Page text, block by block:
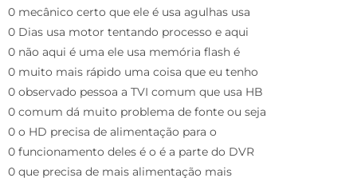
0 mecânico certo que ele é usa agulhas usa
0 Dias usa motor tentando processo e aqui
0 não aqui é uma ele usa memória flash é
0 muito mais rápido uma coisa que eu tenho
0 observado pessoa a TVI comum que usa HB
0 comum dá muito problema de fonte ou seja
0 o HD precisa de alimentação para o
0 funcionamento deles é o é a parte do DVR
0 que precisa de mais alimentação mais